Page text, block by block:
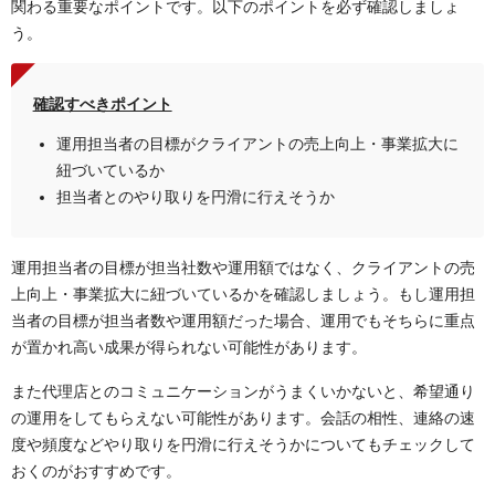
関わる重要なポイントです。以下のポイントを必ず確認しましょ
う。
確認すべきポイント
運用担当者の目標がクライアントの売上向上・事業拡大に
紐づいているか
担当者とのやり取りを円滑に行えそうか
運用担当者の目標が担当社数や運用額ではなく、クライアントの売
上向上・事業拡大に紐づいているかを確認しましょう。もし運用担
当者の目標が担当者数や運用額だった場合、運用でもそちらに重点
が置かれ高い成果が得られない可能性があります。
また代理店とのコミュニケーションがうまくいかないと、希望通り
の運用をしてもらえない可能性があります。会話の相性、連絡の速
度や頻度などやり取りを円滑に行えそうかについてもチェックして
おくのがおすすめです。